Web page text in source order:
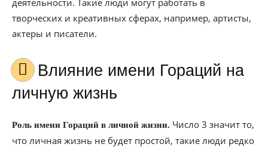
деятельности. Такие люди могут работать в
творческих и креативных сферах, например, артисты,
актеры и писатели.
Влияние имени Гораций на
личную жизнь
Роль имени Гораций в личной жизни. Число 3 значит то,
что личная жизнь не будет простой, такие люди редко